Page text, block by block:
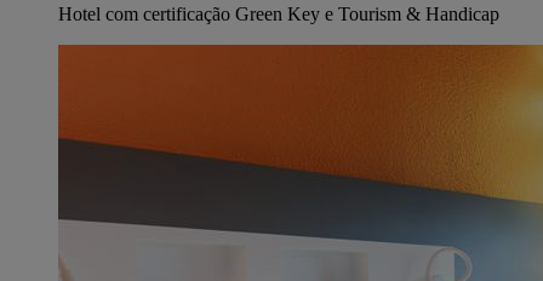
Hotel com certificação Green Key e Tourism & Handicap